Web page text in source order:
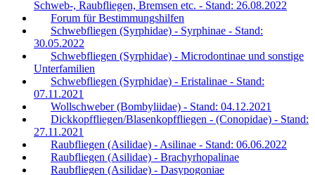
Schweb-, Raubfliegen, Bremsen etc. - Stand: 26.08.2022
Forum für Bestimmungshilfen
Schwebfliegen (Syrphidae) - Syrphinae - Stand:
30.05.2022
Schwebfliegen (Syrphidae) - Microdontinae und sonstige
Unterfamilien
Schwebfliegen (Syrphidae) - Eristalinae - Stand:
07.11.2021
Wollschweber (Bombyliidae) - Stand: 04.12.2021
Dickkopffliegen/Blasenkopffliegen - (Conopidae) - Stand:
27.11.2021
Raubfliegen (Asilidae) - Asilinae - Stand: 06.06.2022
Raubfliegen (Asilidae) - Brachyrhopalinae
Raubfliegen (Asilidae) - Dasypogoniae